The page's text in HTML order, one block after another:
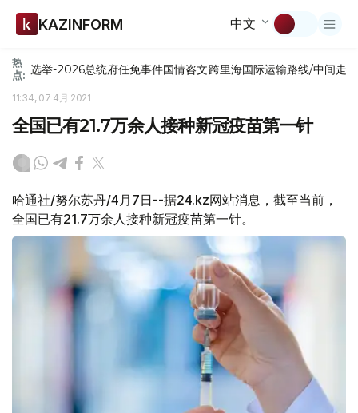
KAZINFORM 中文
热
点: 选举-2026总统府任免事件国情咨文跨里海国际运输路线/中间走廊
11:34, 07 4月 2021
全国已有21.7万余人接种新冠疫苗第一针
哈通社/努尔苏丹/4月7日--据24.kz网站消息，截至当前，
全国已有21.7万余人接种新冠疫苗第一针。